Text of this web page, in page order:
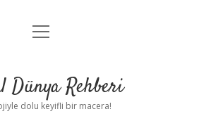
Anasayfa
Yasal Uyarı
menüyü
Dünya Rehberi
dolu keyifli bir macera!